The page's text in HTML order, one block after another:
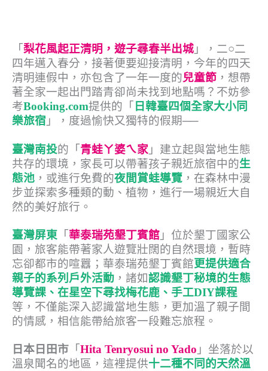
「 梨花風起正清明，遊子尋春半出城 」，二○二
四年邁入春分，接著便要迎接清明，今年的四天
清明連假中，亦包含了一年一度的兒童節 ，想帶
著全家一起出門踏青卻尚未找到地點嗎？不妨參
考Booking.com提供的「 日韓臺四個全家大小同
樂旅宿 」，度過愉快又獨特的假期──
臺灣南投的「青蛙ㄚ婆ㄟ家 」建立起與當地生態
共存的環境，家長可以帶著孩子親近旅宿中的生
態池 ，或進行免費的夜間賞蛙導覽 ，在森林中漫
步並探索多種類的動、植物，進行一場親近大自
然的美好旅行。
臺灣屏東 「 華泰瑞苑墾丁賓館 」位於墾丁國家公
園，旅客能帶著家人遊覽壯闊的自然環境，暫時
忘卻都市的喧囂；華泰瑞苑墾丁賓館更提供適合
親子的系列戶外活動 ，諸如認識墾丁秘境的生態
導覽課、在星空下尋找梅花鹿、手工DIY課程
等，不僅能深入認識當地生態，更加溫了親子間
的情感，相信能帶給旅客一段難忘旅程。
日本日田市 「 Hita Tenryosui no Yado 」坐落於以
溫泉聞名的地區，這裡提供十二種不同的天然溫